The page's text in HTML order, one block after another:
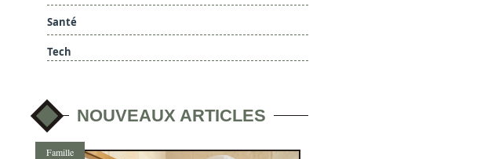
Santé
Tech
NOUVEAUX ARTICLES
Famille